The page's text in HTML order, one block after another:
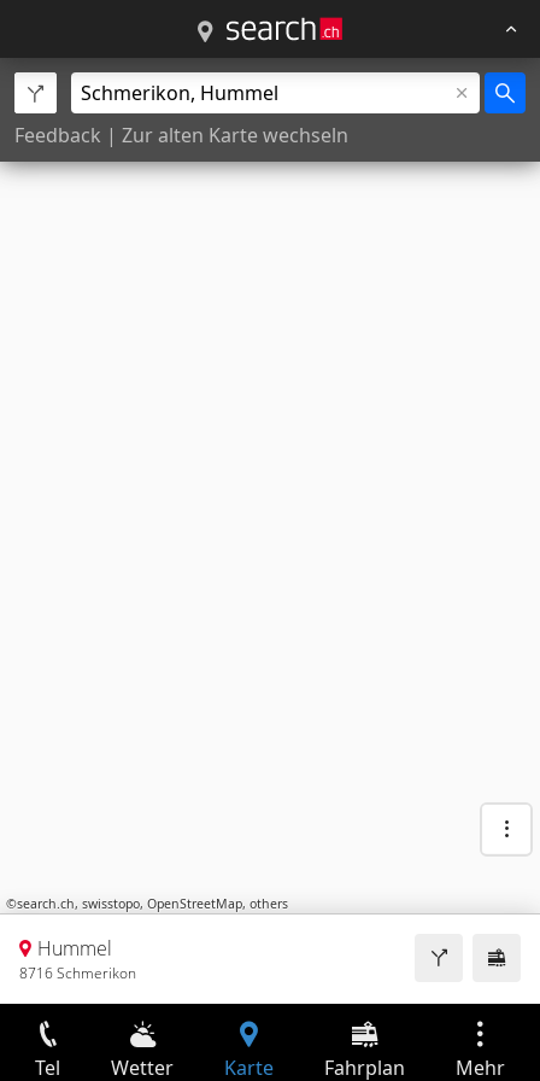
Feedback | Zur alten Karte wechseln
©search.ch, swisstopo, OpenStreetMap, others
Hummel
8716 Schmerikon
Tel Wetter Karte Fahrplan Mehr